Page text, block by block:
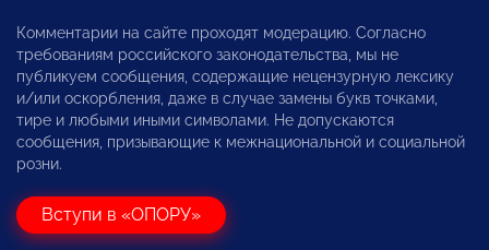
Комментарии на сайте проходят модерацию. Согласно
требованиям российского законодательства, мы не
публикуем сообщения, содержащие нецензурную лексику
и/или оскорбления, даже в случае замены букв точками,
тире и любыми иными символами. Не допускаются
сообщения, призывающие к межнациональной и социальной
розни.
Вступи в «ОПОРУ»